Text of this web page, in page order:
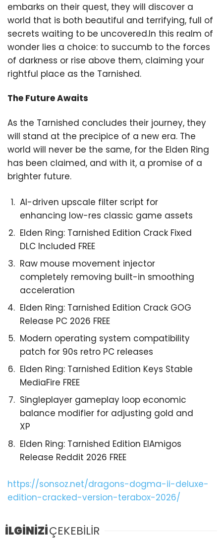
embarks on their quest, they will discover a
world that is both beautiful and terrifying, full of
secrets waiting to be uncovered.In this realm of
wonder lies a choice: to succumb to the forces
of darkness or rise above them, claiming your
rightful place as the Tarnished.
The Future Awaits
As the Tarnished concludes their journey, they
will stand at the precipice of a new era. The
world will never be the same, for the Elden Ring
has been claimed, and with it, a promise of a
brighter future.
AI-driven upscale filter script for
enhancing low-res classic game assets
Elden Ring: Tarnished Edition Crack Fixed
DLC Included FREE
Raw mouse movement injector
completely removing built-in smoothing
acceleration
Elden Ring: Tarnished Edition Crack GOG
Release PC 2026 FREE
Modern operating system compatibility
patch for 90s retro PC releases
Elden Ring: Tarnished Edition Keys Stable
MediaFire FREE
Singleplayer gameplay loop economic
balance modifier for adjusting gold and
XP
Elden Ring: Tarnished Edition ElAmigos
Release Reddit 2026 FREE
https://sonsoz.net/dragons-dogma-ii-deluxe-
edition-cracked-version-terabox-2026/
İLGİNİZİÇEKEBİLİR